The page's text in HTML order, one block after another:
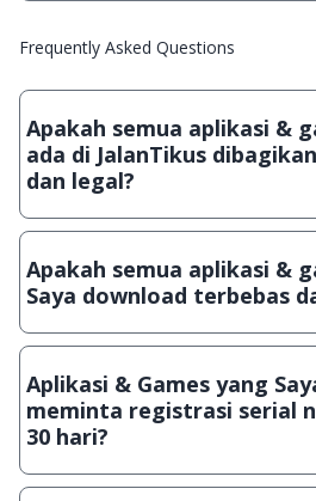
Frequently Asked Questions
Apakah semua aplikasi &
ada di JalanTikus
dan legal?
Ya, JalanTikus hanya membagikan
crack, patch atau semacamnya.
Apakah semua aplikasi &
Saya download terbebas
Ya, JalanTikus selalu melakukan
suatu aplikasi atau games, sehingga
terbebas dari virus.
Aplikasi & Games yang
meminta registrasi serial
30 hari?
Meskipun dibagikan secara gratis,